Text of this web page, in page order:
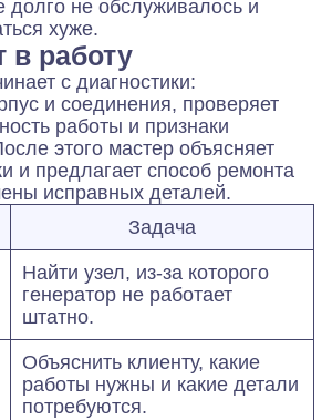
долго не обслуживалось и
хуже.
в работу
с диагностики:
и соединения, проверяет
работы и признаки
этого мастер объясняет
и предлагает способ ремонта
исправных деталей.
Задача
Найти узел, из-за которого
генератор не работает
штатно.
Объяснить клиенту, какие
работы нужны и какие детали
потребуются.